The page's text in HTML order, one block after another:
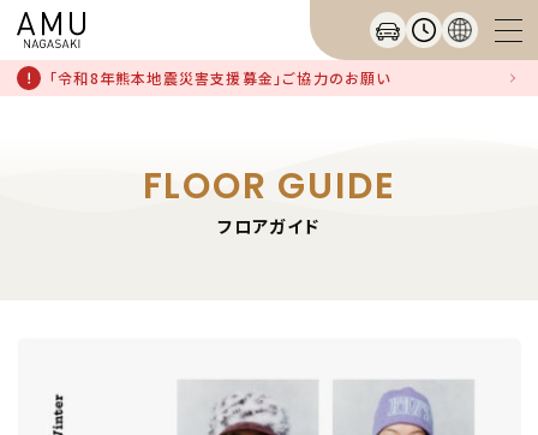
「令和8年熊本地震災害支援募金」ご協力のお願い
FLOOR GUIDE
フロアガイド